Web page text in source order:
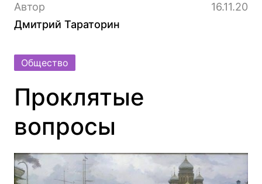
Автор
Дмитрий Тараторин
16.11.20
Проклятые
вопросы
Общество